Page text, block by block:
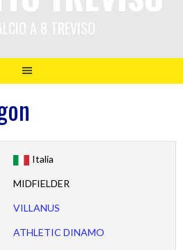
Italia
MIDFIELDER
VILLANUS
ATHLETIC DINAMO